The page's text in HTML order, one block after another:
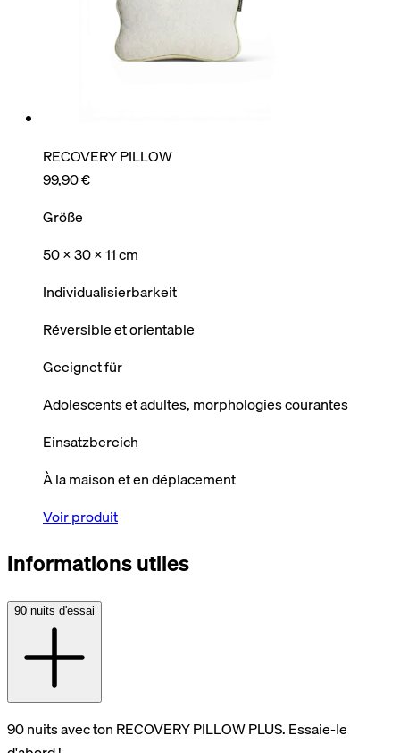
RECOVERY PILLOW
99,90 €
Größe
50 x 30 x 11 cm
Individualisierbarkeit
Réversible et orientable
Geeignet für
Adolescents et adultes, morphologies courantes
Einsatzbereich
À la maison et en déplacement
Voir produit
Informations utiles
90 nuits d'essai
90 nuits avec ton RECOVERY PILLOW PLUS. Essaie-le